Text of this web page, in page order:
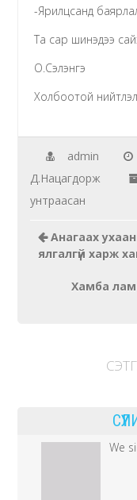
-Ярилцсанд
Та сар шинэдээ
О.Сэлэнгэ
Холбоотой нийтлэл
admin
Д.Нацагдорж
унтраасан
Анагаах
ялгалгүй харж
Хамба
We